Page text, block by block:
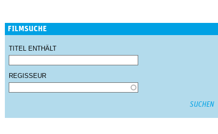
FILMSUCHE
TITEL ENTHÄLT
REGISSEUR